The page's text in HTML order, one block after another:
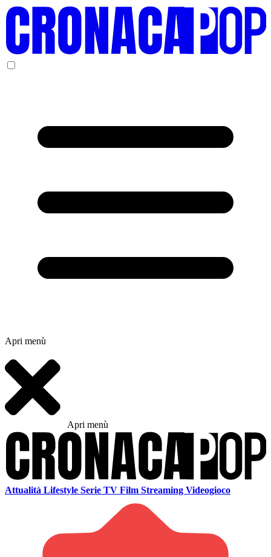
Apri menù
Apri menù
Attualità Lifestyle Serie TV Film Streaming Videogioco